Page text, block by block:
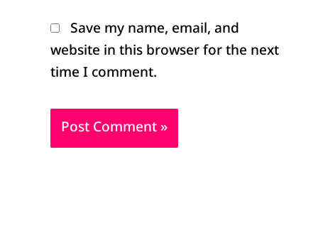
Save my name, email, and
website in this browser for the next
time I comment.